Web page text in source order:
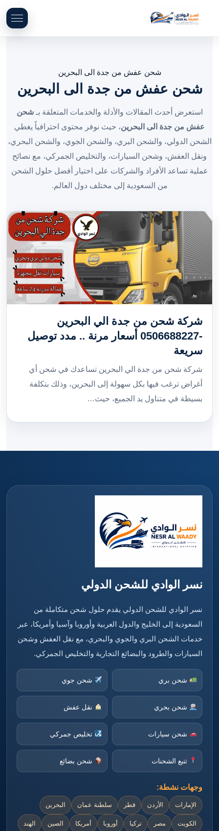
شحن عفش من جدة الى البحرين
شحن عفش من جدة الى البحرين
استعرض أحدث المقالات والأدلة والخدمات المتعلقة بـشحن
عفش من جدة الى البحرين، حيث نوفر محتوى احترافياً يغطي
الشحن الدولي، والشحن البري، والشحن الجوي، والشحن البحري،
ونقل العفش، وشحن السيارات، والتخليص الجمركي، مع نصائح
عملية تساعد الأفراد والشركات على اختيار أفضل حلول الشحن
من السعودية إلى مختلف دول العالم.
شركة شحن من جدة الي البحرين
-0506688227 أسعار مرنة .. مدد توصيل
سريعة
شركة شحن من جدة الي البحرين تساعدك في شحن أي
أغراض ترغب فيها بكل سهولة إلى البحرين، وذلك بتكلفة
بسيطة في متناول يد الجميع، حيث…
نسر الوادي للشحن الدولي
نسر الوادي للشحن الدولي يقدم حلول شحن متكاملة من
السعودية إلى الخليج والدول العربية وأوروبا وآسيا وأمريكا، عبر
خدمات الشحن البري والجوي والبحري، مع نقل العفش وشحن
السيارات والطرود والبضائع التجارية والتخليص الجمركي.
شحن بري شحن جوي
شحن بحري نقل عفش
شحن سيارات تخليص جمركي
تتبع الشحنات شحن بضائع
وجهات نشطة:
الإمارات الأردن قطر سلطنة عمان البحرين
الكويت مصر تركيا أوروبا أمريكا الصين الهند